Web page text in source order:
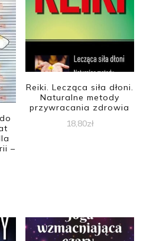
–
Reiki. Lecząca siła dłoni.
Naturalne metody
przywracania zdrowia
18,80zł